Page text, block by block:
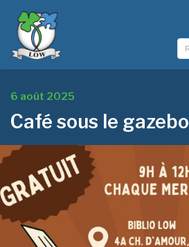
(Municipalité )
(Services )
6 août 2025
Café sous le gazebo